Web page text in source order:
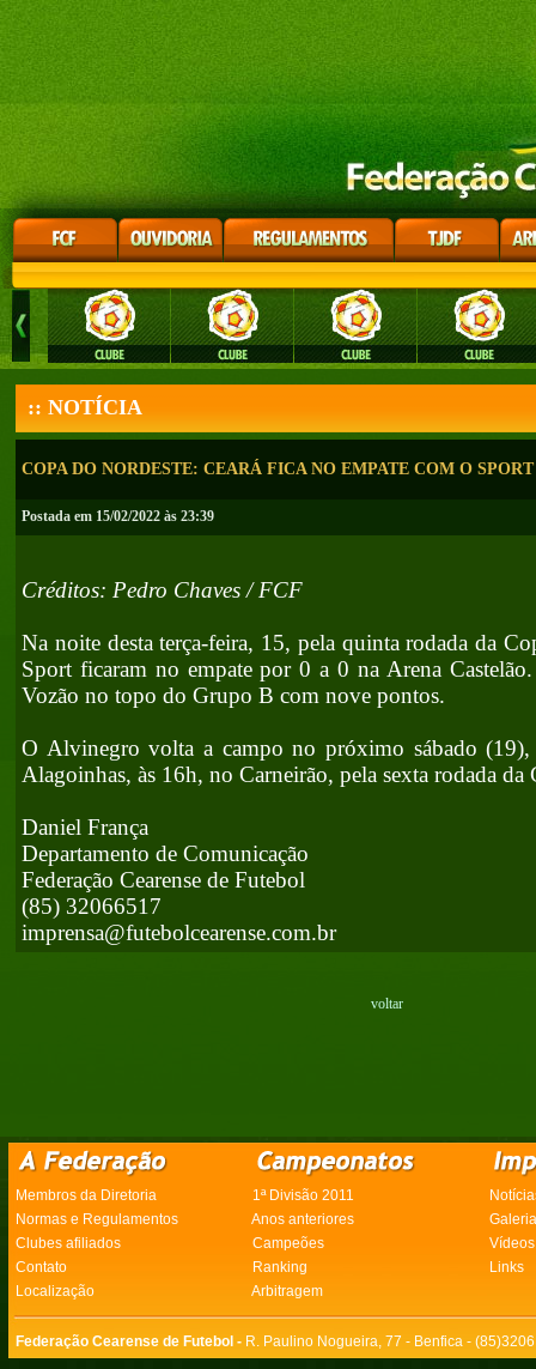
:: NOTÍCIA
COPA DO NORDESTE: CEARÁ FICA NO EMPATE COM O
Postada em 15/02/2022 às 23:39
Créditos: Pedro Chaves / FCF
Na noite desta terça-feira, 15, pela quinta rodada da
Sport ficaram no empate por 0 a 0 na Arena
Vozão no topo do Grupo B com nove pontos.
O Alvinegro volta a campo no próximo sábado (19),
Alagoinhas, às 16h, no Carneirão, pela sexta rodada da
Daniel França
Departamento de Comunicação
Federação Cearense de Futebol
(85) 32066517
imprensa@futebolcearense.com.br
voltar
Membros da Diretoria 1ª Divisão 2011
Normas e Regulamentos
Anos anteriores
Clubes afiliados
Campeões
Vídeos
Contato
Ranking
Links
Localização
Arbitragem
Federação Cearense de Futebol - R. Paulino Nogueira, 77 - Benfica -